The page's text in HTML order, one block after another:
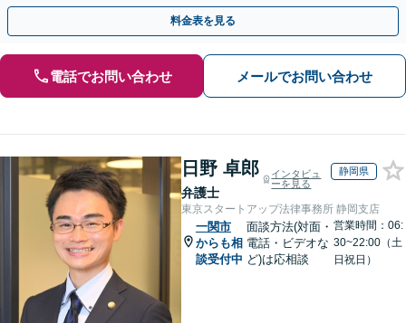
目指します。【休日・夜間相談あり】【ビデオ面談可】
料金表を見る
電話でお問い合わせ メールでお問い合わせ
日野 卓郎
弁護士
インタビュ
ーを見る
静岡県
東京スタートアップ法律事務所 静岡支店
一関市
からも相
談受付中
面談方法(対面・
電話・ビデオな
ど)は応相談
営業時間：06:
30~22:00（土
日祝日）